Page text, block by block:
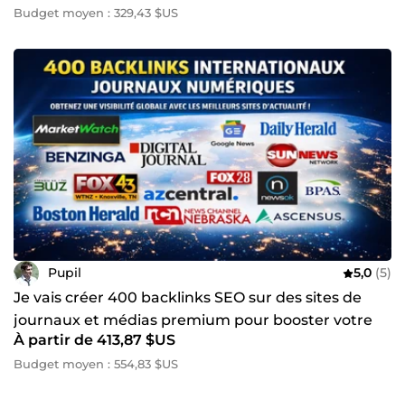
Budget moyen : 329,43 $US
Pupil 5,0 (5)
Je vais créer 400 backlinks SEO sur des sites de
journaux et médias premium pour booster votre
autorité
À partir de 413,87 $US
Budget moyen : 554,83 $US